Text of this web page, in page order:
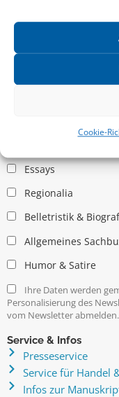
Cookie-
Newsletter
News zu aktuellen
Verlag – jederzeit
Essays
Regionalia
Belletristik &
Allgemeines
Humor & Satire
Ihre Daten werden
Personalisierung des
vom Newsletter abmelden.
Service & Infos
Presseservice
Service für Handel
Infos zur